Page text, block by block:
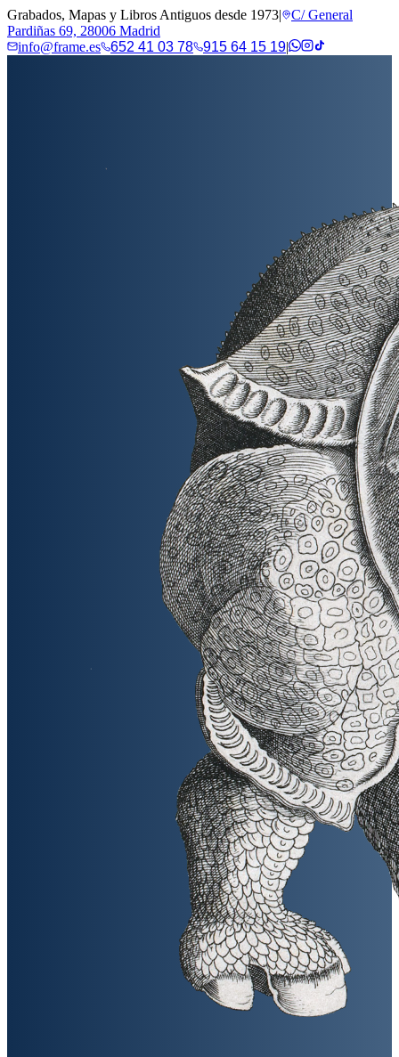
Grabados, Mapas y Libros Antiguos desde 1973|
C/ General
Pardiñas 69, 28006 Madrid
info@frame.es
652 41 03 78 915 64 15 19|